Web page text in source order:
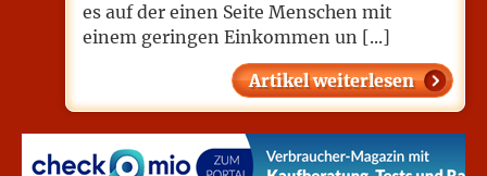
es auf der einen Seite Menschen mit
einem geringen Einkommen un [...]
Artikel weiterlesen